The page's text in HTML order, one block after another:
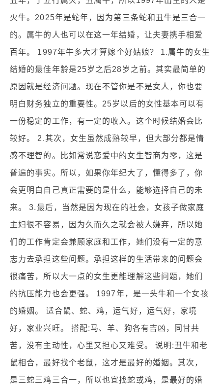
火牛。2025年是蛇年，因为第三条蛇和丑牛是三合一
的。属牛的人也可以在这一年结婚，让夫妻携手相爱
百年。 1997年牛多大才算嫁个好姑娘？ 1.属牛的女生
结婚的最佳年龄是25岁之后28岁之前。其实最简单的
原因就是经济问题。现在不管你是不是女人，你也要
明白财务独立的重要性。25岁以后的女性基本可以有
一份稳定的工作，有一定的收入。这个时候结婚会比
较好。 2.其次，女生虽然成熟较早，但大部分都是情
感不理智的。比如常说恋爱中的女生智商为零，这是
普遍的事实。所以，如果你年纪大了，懂得多了，你
会更明白自己真正需要的是什么，能够选择自己的未
来。 3.最后，当然是因为现在的社会，女孩子做家庭
主妇很不容易，因为久而久之就会被人嫌弃，所以她
们的工作肯定会兼顾家庭和工作，她们没有一定的意
志力去承担这些问题。承担这样的生活带来的问题会
很痛苦，所以大一点的女生更能理解这些问题，她们
的抗压能力也会更强。 1997年，是一头牛和一个女孩
的婚姻。 适合鼠、蛇、鸡，运气好，运气好，家境
好，家业兴旺。 搭配:马、羊、狗各有吉凶，同甘共
苦，没有主动性，心里又担心又难受。 说明:丑牛和老
鼠相合，最好找个老鼠，这才是最好的婚姻。其次，
是三蛇三鸡三合一，所以也宜找蛇或鸡，是最好的婚